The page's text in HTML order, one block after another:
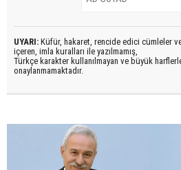
UYARI: Küfür, hakaret, rencide edici cümleler
içeren, imla kuralları ile yazılmamış,
Türkçe karakter kullanılmayan ve büyük
onaylanmamaktadır.